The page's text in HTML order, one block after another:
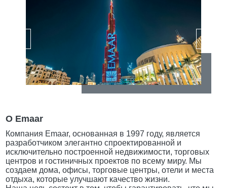
О Emaar
Компания Emaar, основанная в 1997 году, является
разработчиком элегантно спроектированной и
исключительно построенной недвижимости, торговых
центров и гостиничных проектов по всему миру. Мы
создаем дома, офисы, торговые центры, отели и места
отдыха, которые улучшают качество жизни.